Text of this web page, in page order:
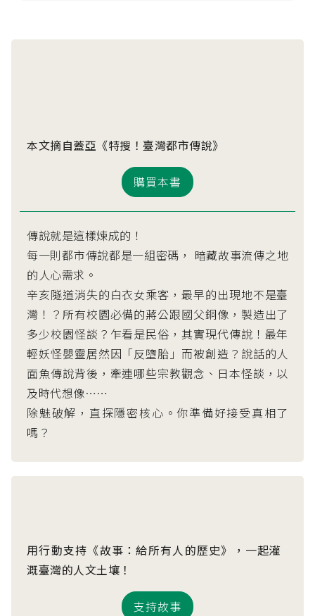
本文摘自蓋亞《特搜！臺灣都市傳說》
購買本書
傳說就是這樣煉成的！
每一則都市傳說都是一組密碼， 暗藏故事流傳之地
的人心需求。
辛亥隧道消失的白衣女乘客，最早的出現地不是臺
灣！？所有校園必備的蔣公跟國父銅像，製造出了
多少校園怪談？乍看是民俗，其實現代傳說！最年
輕妖怪嬰靈居然因「反墮胎」而被創造？說話的人
面魚傳說背後，牽連哪些宗教觀念、日本怪談，以
及時代想像⋯⋯
除魅破解，直探隱密核心。你準備好接受真相了
嗎？
用行動支持《故事：給所有人的歷史》，一起灌
溉臺灣的人文土壤！
支持故事